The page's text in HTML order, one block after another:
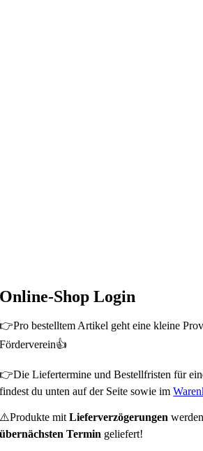
Online-Shop Login
👉Pro bestelltem Artikel geht eine kleine
Förderverein👍
👉Die Liefertermine und Bestellfristen für
findest du unten auf der Seite sowie im
⚠️Produkte mitLieferverzögerungen
übernächsten Termin geliefert!